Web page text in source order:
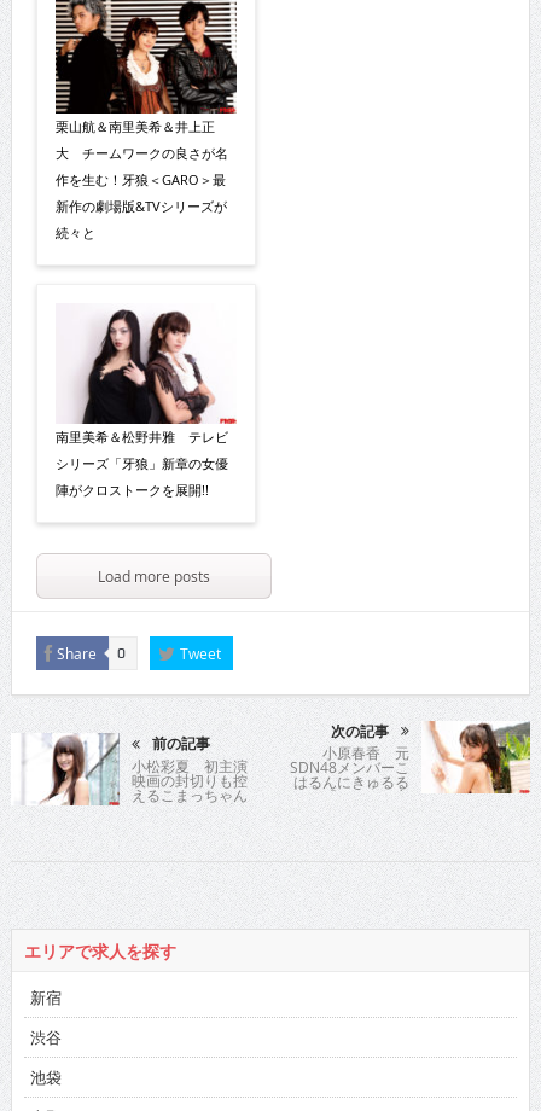
栗山航＆南里美希＆井上正
大 チームワークの良さが名
作を生む！牙狼＜GARO＞最
新作の劇場版&TVシリーズが
続々と
南里美希＆松野井雅 テレビ
シリーズ「牙狼」新章の女優
陣がクロストークを展開!!
Load more posts
Share 0 Tweet
前の記事
小松彩夏 初主演
映画の封切りも控
えるこまっちゃん
がホラームービー
に
次の記事
小原春香 元
SDN48メンバーこ
はるんにきゅるる
ん♪「アイドル宣
言」は一生撤回し
ませんが…♥
エリアで求人を探す
新宿
渋谷
池袋